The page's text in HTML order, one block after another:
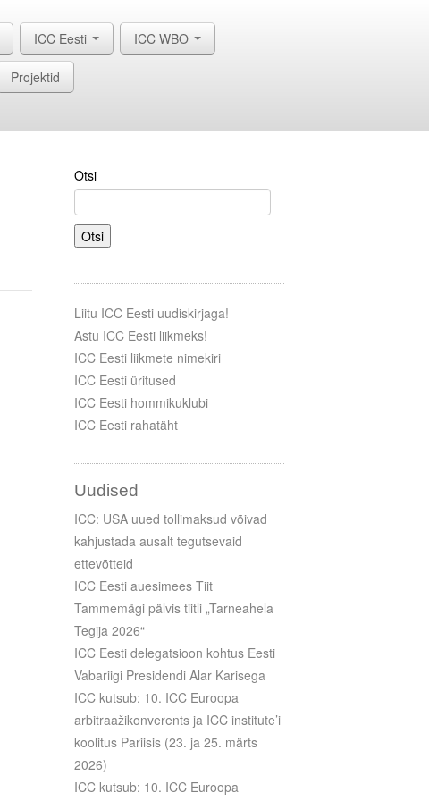
ICC Eesti ICC WBO
Projektid
Otsi
Otsi
Liitu ICC Eesti uudiskirjaga!
Astu ICC Eesti liikmeks!
ICC Eesti liikmete nimekiri
ICC Eesti üritused
ICC Eesti hommikuklubi
ICC Eesti rahatäht
Uudised
ICC: USA uued tollimaksud võivad
kahjustada ausalt tegutsevaid
ettevõtteid
ICC Eesti auesimees Tiit
Tammemägi pälvis tiitli „Tarneahela
Tegija 2026“
ICC Eesti delegatsioon kohtus Eesti
Vabariigi Presidendi Alar Karisega
ICC kutsub: 10. ICC Euroopa
arbitraažikonverents ja ICC institute’i
koolitus Pariisis (23. ja 25. märts
2026)
ICC kutsub: 10. ICC Euroopa